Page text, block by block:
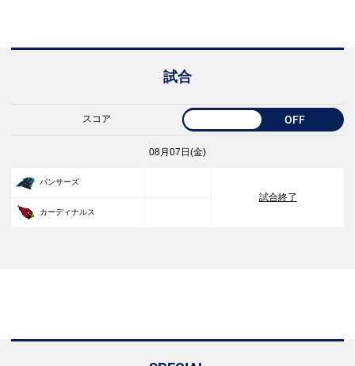
試合
スコア OFF
08月07日(金)
パンサーズ
試合終了
カーディナルス